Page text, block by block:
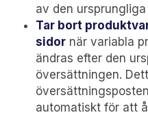
av den
Tar bort
sidor när variabla
ändras efter den
översättningen.
automatiskt för att